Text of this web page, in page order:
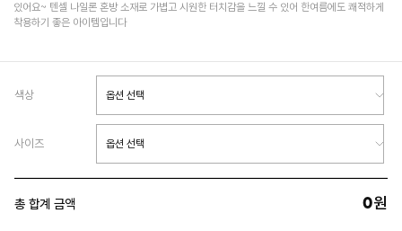
있어요~ 텐셀 나일론 혼방 소재로 가볍고 시원한 터치감을 느낄 수 있어 한여름에도 쾌적하게
착용하기 좋은 아이템입니다
색상
사이즈
총 합계 금액 0원